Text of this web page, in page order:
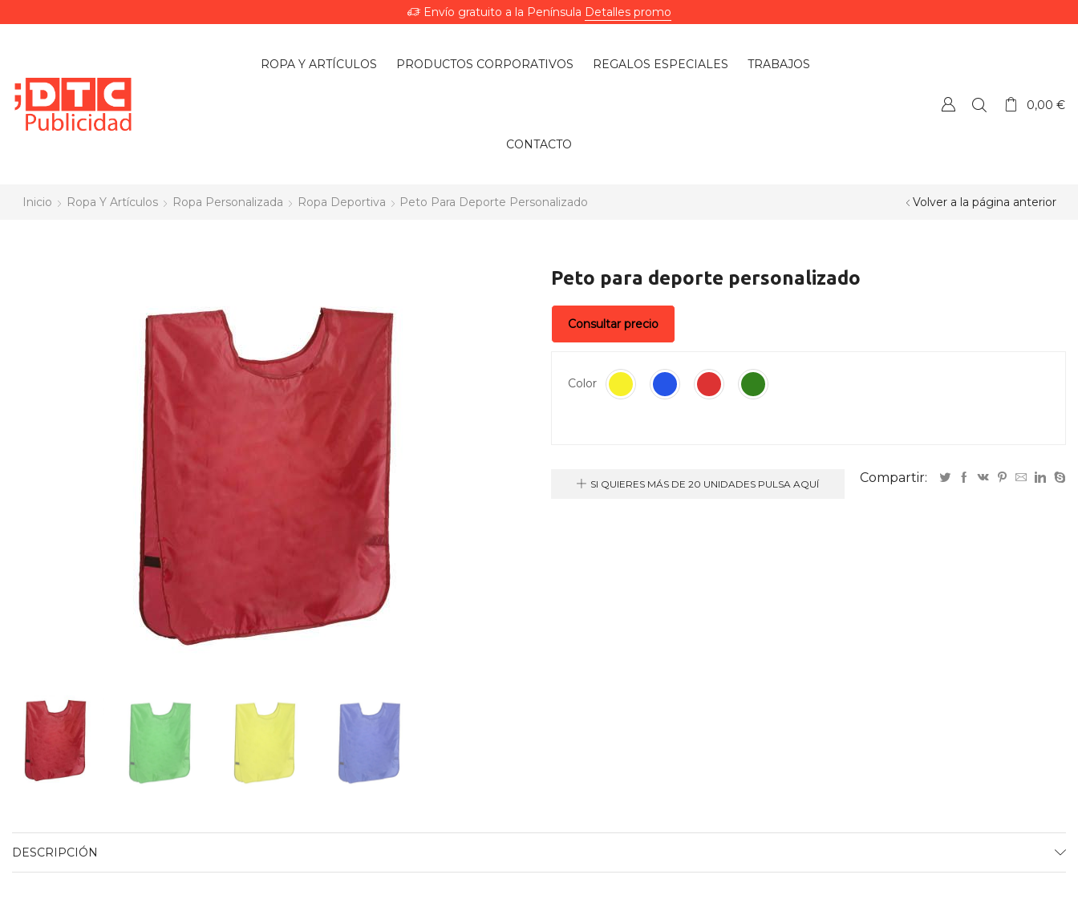
Envío gratuito a la Península Detalles promo
ROPA Y ARTÍCULOS PRODUCTOS CORPORATIVOS REGALOS ESPECIALES TRABAJOS
CONTACTO
0,00€
Inicio Ropa Y Artículos Ropa Personalizada Ropa Deportiva Peto Para Deporte Personalizado Volver a la página anterior
Peto para deporte personalizado
Consultar precio
Color
Compartir:
SI QUIERES MÁS DE 20 UNIDADES PULSA AQUÍ
DESCRIPCIÓN